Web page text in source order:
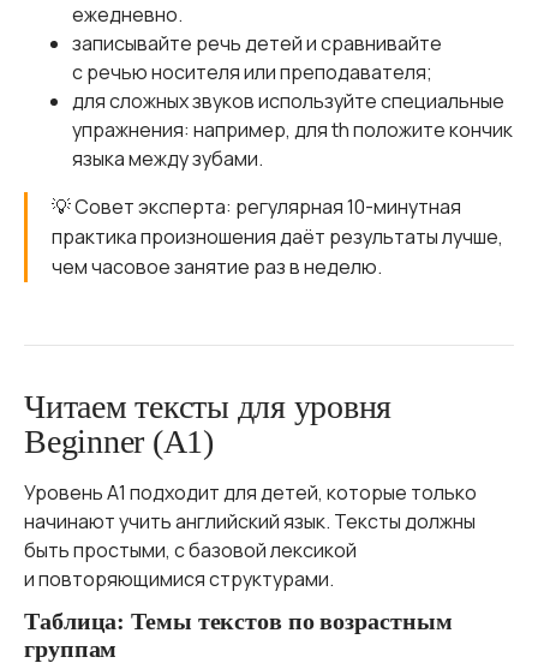
ежедневно.
записывайте речь детей и сравнивайте
с речью носителя или преподавателя;
для сложных звуков используйте специальные
упражнения: например, для th положите кончик
языка между зубами.
💡 Совет эксперта: регулярная 10-минутная
практика произношения даёт результаты лучше,
чем часовое занятие раз в неделю.
Читаем тексты для уровня
Beginner (А1)
Уровень А1 подходит для детей, которые только
начинают учить английский язык. Тексты должны
быть простыми, с базовой лексикой
и повторяющимися структурами.
Таблица: Темы текстов по возрастным
группам